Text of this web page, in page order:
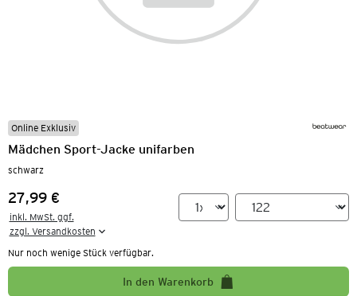
Online Exklusiv
Mädchen Sport-Jacke unifarben
schwarz
Preis:
27,99 €
inkl. MwSt. ggf.
zzgl. Versandkosten
Nur noch wenige Stück verfügbar.
In den Warenkorb